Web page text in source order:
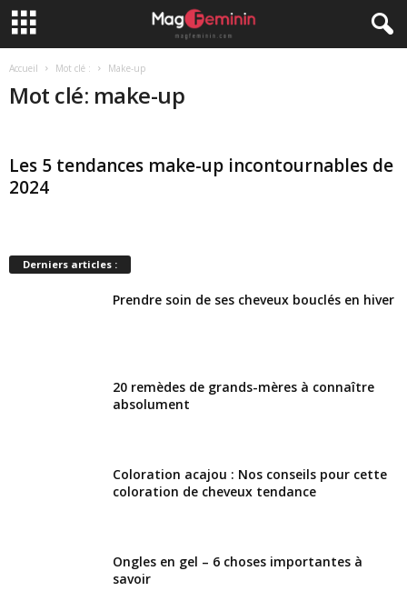
Accueil Mot clé : Make-up
Mot clé: make-up
Les 5 tendances make-up incontournables de
2024
Derniers articles :
Prendre soin de ses cheveux bouclés en hiver
20 remèdes de grands-mères à connaître
absolument
Coloration acajou : Nos conseils pour cette
coloration de cheveux tendance
Ongles en gel – 6 choses importantes à
savoir